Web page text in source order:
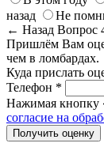
назад
Не
← Назад Вопрос
Пришлём Вам
чем в ломбардах.
Куда прислать
Телефон *
Нажимая кнопку
согласие на
Получить оценку